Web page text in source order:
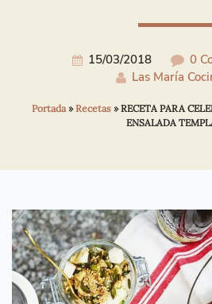
15/03/2018
0
Las María
Portada»Recetas»RECETA PARA
ENSALADA